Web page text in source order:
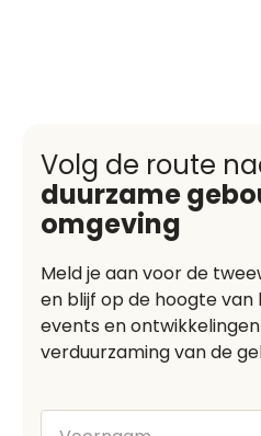
Volg de route
duurzame
omgeving
Meld je aan voor de
en blijf op de hoogte van
events en
verduurzaming van de
Voornaam